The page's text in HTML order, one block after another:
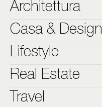
Architettura
Casa & Design
Lifestyle
Real Estate
Travel